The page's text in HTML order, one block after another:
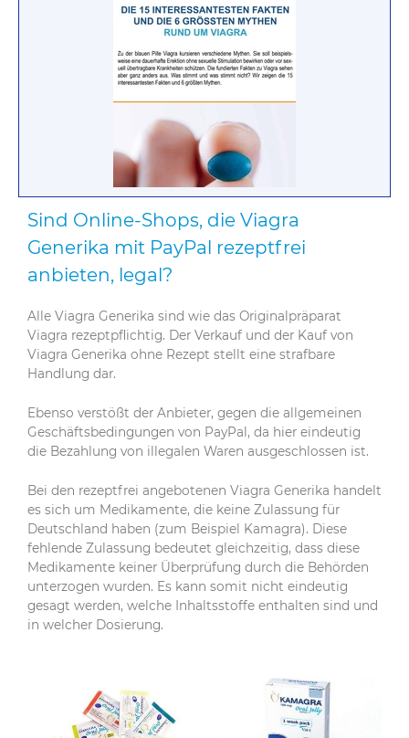
Sind Online-Shops, die Viagra
Generika mit PayPal rezeptfrei
anbieten, legal?
Alle Viagra Generika sind wie das Originalpräparat
Viagra rezeptpflichtig. Der Verkauf und der Kauf von
Viagra Generika ohne Rezept stellt eine strafbare
Handlung dar.
Ebenso verstößt der Anbieter, gegen die allgemeinen
Geschäftsbedingungen von PayPal, da hier eindeutig
die Bezahlung von illegalen Waren ausgeschlossen ist.
Bei den rezeptfrei angebotenen Viagra Generika handelt
es sich um Medikamente, die keine Zulassung für
Deutschland haben (zum Beispiel Kamagra). Diese
fehlende Zulassung bedeutet gleichzeitig, dass diese
Medikamente keiner Überprüfung durch die Behörden
unterzogen wurden. Es kann somit nicht eindeutig
gesagt werden, welche Inhaltsstoffe enthalten sind und
in welcher Dosierung.